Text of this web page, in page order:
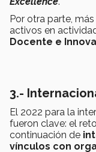
Por otra parte,
activos en
Docente e
3.-
El 2022 para la
fueron clave: el
continuación de
vínculos con